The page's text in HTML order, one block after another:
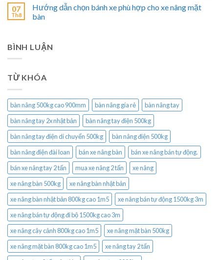
07
Th8
Hướng dẫn chọn bánh xe phù hợp cho xe nâng mặt
bàn
BÌNH LUẬN
TỪ KHÓA
bàn nâng 500kg cao 900mm bàn nâng gía rẻ
bàn nâng tay
bàn nâng tay 2x nhật bản
bàn nâng tay điện 500kg
bàn nâng tay điện di chuyển 500kg
bàn nâng điện 500kg
bàn nâng điện đài loan
bán xe nâng bàn
bán xe nâng bán tự động.
bán xe nâng tay 2 tấn
mua xe nâng 2 tấn
xe nâng
xe nâng bàn 500kg
xe nâng bàn nhật bản
xe nâng bàn nhật bản 800kg cao 1m5
xe nâng bán tự động 1500kg 3m
xe nâng bán tự động đi bộ 1500kg cao 3m
xe nâng cây cảnh 800kg cao 1m5
xe nâng mặt bàn 500kg
xe nâng mặt bàn 800kg cao 1m5
xe nâng tay 2 tấn